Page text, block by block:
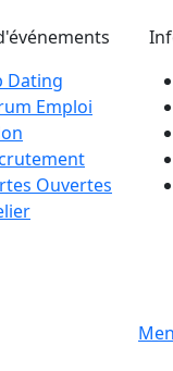
Dating
Emploi
Ouvertes